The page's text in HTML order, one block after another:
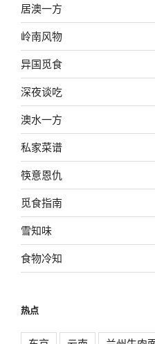
居澳一方
岭南风物
异国觅食
深夜谈吃
澳水一方
私家菜谱
筷意恩仇
觅食指南
雪知味
食物冷知
热点